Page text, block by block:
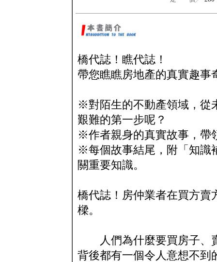
橋代誌！瞧代誌！
帶您瞧瞧房地產的真實趣事
※對陌生的不動產領域，從
艱難的第一步呢？
※作者親身的真實故事，帶
※每個故事結尾，附「知識
關重要知識。
橋代誌！房仲業者在買方賣
樑。
人們為什麼要買房子、
背後都有一個令人意想不到